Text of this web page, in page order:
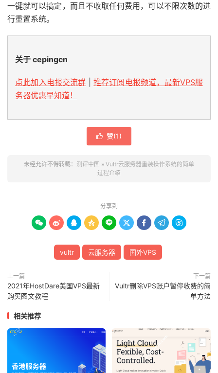
一键就可以搞定，而且不收取任何费用，可以不限次数的进
行重置系统。
关于 cepingcn
点此加入电报交流群
推荐订阅电报频道，最新VPS服
务器优惠早知道！
 赞(1)
未经允许不得转载： 测评中国 » Vultr云服务器重装操作系统的简单
过程介绍
分享到
        
vultr 云服务器 国外VPS
上一篇
2021年HostDare美国VPS最新
购买图文教程
下一篇
Vultr删除VPS账户暂停收费的简
单方法
相关推荐